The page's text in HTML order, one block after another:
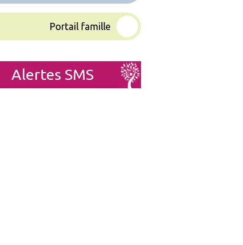
Portail famille
Alertes SMS